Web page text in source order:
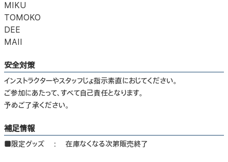
MIKU
TOMOKO
DEE
MAII
安全対策
インストラクターやスタッフじょ指示素直におじてください。
ご参加にあたって、すべて自己責任となります。
予めご了承ください。
補足情報
■限定グッズ ： 在庫なくなる次第販売終了